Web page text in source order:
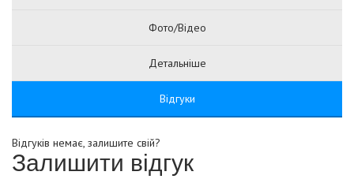
Фото/Відео
Детальніше
Відгуки
Відгуків немає, залишите свій?
Залишити відгук